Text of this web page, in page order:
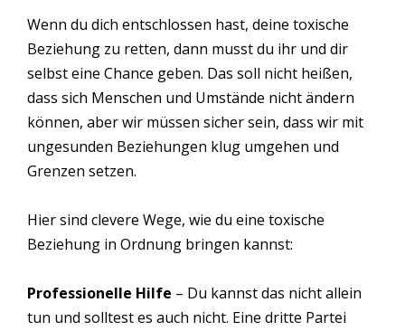
Wenn du dich entschlossen hast, deine toxische
Beziehung zu retten, dann musst du ihr und dir
selbst eine Chance geben. Das soll nicht heißen,
dass sich Menschen und Umstände nicht ändern
können, aber wir müssen sicher sein, dass wir mit
ungesunden Beziehungen klug umgehen und
Grenzen setzen.
Hier sind clevere Wege, wie du eine toxische
Beziehung in Ordnung bringen kannst:
Professionelle Hilfe – Du kannst das nicht allein
tun und solltest es auch nicht. Eine dritte Partei